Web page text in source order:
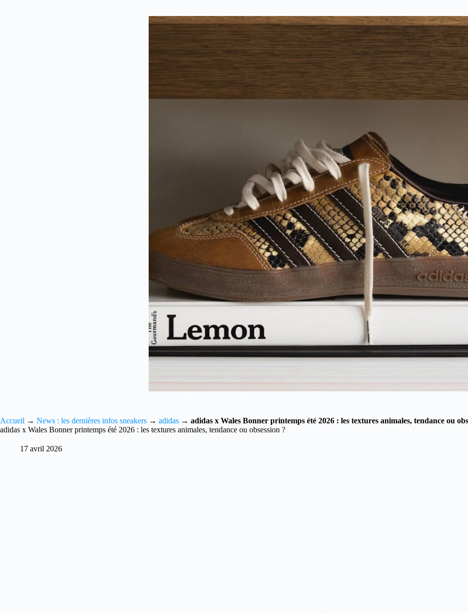
Accueil → News : les dernières infos sneakers → adidas → adidas x Wales Bonner printemps été 2026 : les textures animales, tendance ou
adidas x Wales Bonner printemps été 2026 : les textures animales, tendance ou obsession ?
17 avril 2026